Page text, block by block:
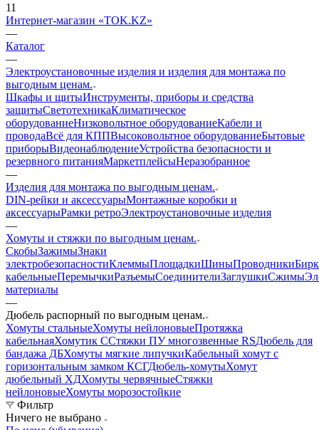
11
Интернет-магазин «TOK.KZ»
—
Каталог
—
Электроустановочные изделия и изделия для монтажа по
выгодным ценам.
Шкафы и щитыИнструменты, приборы и средства
защитыСветотехникаКлиматическое
оборудованиеНизковольтное оборудованиеКабели и
проводаВсё для КППВысоковольтное оборудованиеБытовые
приборыВидеонаблюдениеУстройства безопасности и
резервного питанияМаркетплейсыНеразобранное
—
Изделия для монтажа по выгодным ценам.
DIN-рейки и аксессуарыМонтажные коробки и
аксессуарыРамки ретроЭлектроустановочные изделия
—
Хомуты и стяжки по выгодным ценам.
СкобыЗажимыЗнаки
электробезопасностиКлеммыПлощадкиШиныПроводники
кабельныеПеремычкиРазъемыСоединителиЗаглушкиСжимы
материалы
—
Дюбель распорный по выгодным ценам.
Хомуты стальныеХомуты нейлоновыеПротяжка
кабельнаяХомутик ССтяжки ПУ многозвенные RSДюбель для
бандажа ДБХомуты мягкие липучкиКабельный хомут с
горизонтальным замком КСГДюбель-хомутыХомут
дюбельный ХДХомуты червячныеСтяжки
нейлоновыеХомуты морозостойкие
Фильтр
Ничего не выбрано